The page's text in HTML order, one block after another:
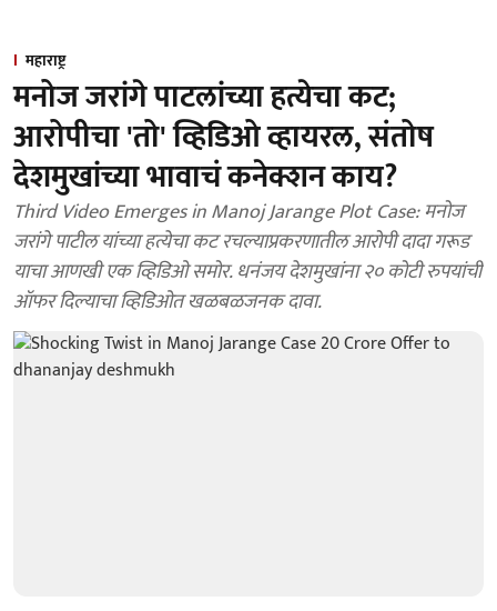
महाराष्ट्र
मनोज जरांगे पाटलांच्या हत्येचा कट;
आरोपीचा 'तो' व्हिडिओ व्हायरल, संतोष
देशमुखांच्या भावाचं कनेक्शन काय?
Third Video Emerges in Manoj Jarange Plot Case: मनोज
जरांगे पाटील यांच्या हत्येचा कट रचल्याप्रकरणातील आरोपी दादा गरूड
याचा आणखी एक व्हिडिओ समोर. धनंजय देशमुखांना २० कोटी रुपयांची
ऑफर दिल्याचा व्हिडिओत खळबळजनक दावा.